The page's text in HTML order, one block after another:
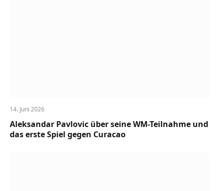
14. Juni 2026
Aleksandar Pavlovic über seine WM-Teilnahme und
das erste Spiel gegen Curacao